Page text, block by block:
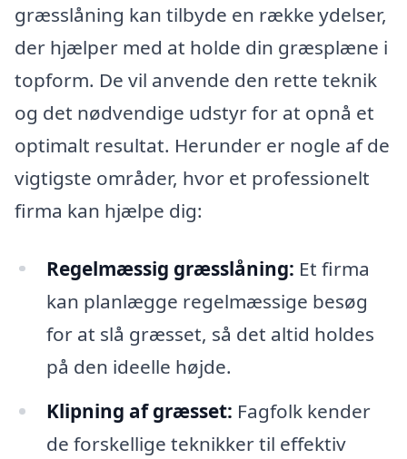
græsslåning kan tilbyde en række ydelser,
der hjælper med at holde din græsplæne i
topform. De vil anvende den rette teknik
og det nødvendige udstyr for at opnå et
optimalt resultat. Herunder er nogle af de
vigtigste områder, hvor et professionelt
firma kan hjælpe dig:
Regelmæssig græsslåning: Et firma
kan planlægge regelmæssige besøg
for at slå græsset, så det altid holdes
på den ideelle højde.
Klipning af græsset: Fagfolk kender
de forskellige teknikker til effektiv